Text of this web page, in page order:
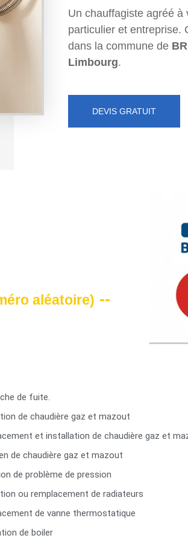
Un chauffagiste agréé
particulier et entreprise.
dans la commune de
Limbourg.
DEVIS GRATUIT
aléatoire) --
de fuite.
de chaudière gaz et mazout
et installation de chaudière gaz et
de chaudière gaz et mazout
de problème de pression
ou remplacement de radiateurs
de vanne thermostatique
de boiler